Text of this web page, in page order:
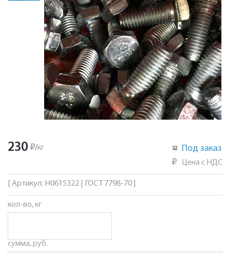
230 ₽/кг Под заказ
₽ Цена с НДС
[ Артикул: Н0615322 | ГОСТ 7798-70 ]
кол-во, кг
сумма, руб.